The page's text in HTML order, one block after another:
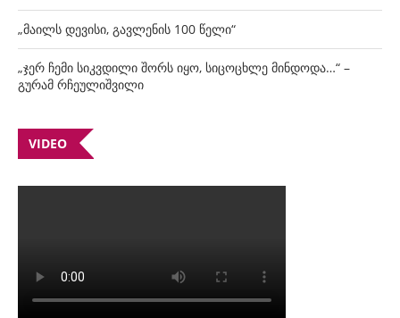
„მაილს დევისი, გავლენის 100 წელი“
„ჯერ ჩემი სიკვდილი შორს იყო, სიცოცხლე მინდოდა…“ –
გურამ რჩეულიშვილი
VIDEO